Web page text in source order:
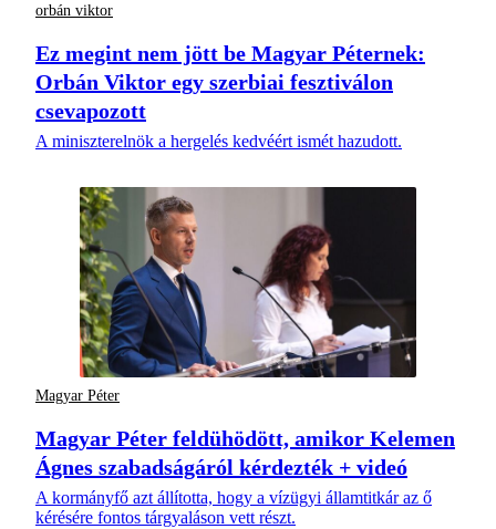
orbán viktor
Ez megint nem jött be Magyar Péternek:
Orbán Viktor egy szerbiai fesztiválon
csevapozott
A miniszterelnök a hergelés kedvéért ismét hazudott.
Magyar Péter
Magyar Péter feldühödött, amikor Kelemen
Ágnes szabadságáról kérdezték + videó
A kormányfő azt állította, hogy a vízügyi államtitkár az ő
kérésére fontos tárgyaláson vett részt.